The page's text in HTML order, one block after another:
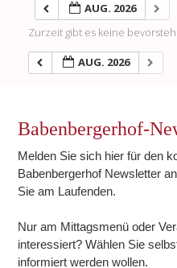
AUG. 2026
Zurzeit gibt es keine
AUG. 2026
Babenbergerhof-
Melden Sie sich hier für den
Babenbergerhof Newsletter
Sie am Laufenden.
Nur am Mittagsmenü oder
interessiert? Wählen Sie
informiert werden wollen.